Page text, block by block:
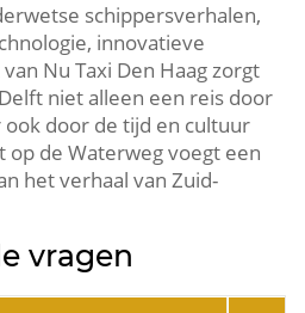
schippersverhalen,
innovatieve
Nu Taxi Den Haag zorgt
niet alleen een reis door
ook door de tijd en cultuur
op de Waterweg voegt een
het verhaal van Zuid-
vragen